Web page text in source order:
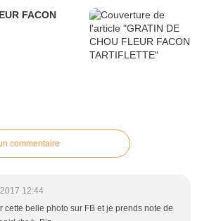
FACON
commentaire
12:44
cette belle photo sur FB et je prends note de